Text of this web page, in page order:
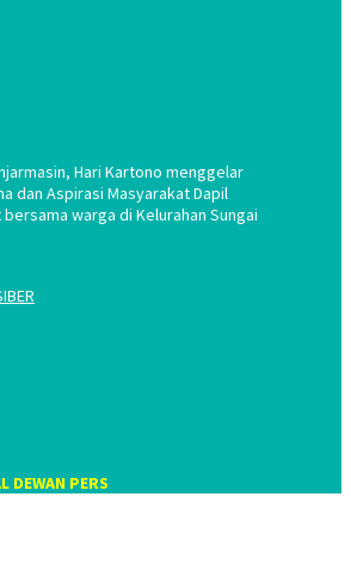
Hari Kartono menggelar
dan Aspirasi Masyarakat Dapil
warga di Kelurahan Sungai
DEWAN PERS